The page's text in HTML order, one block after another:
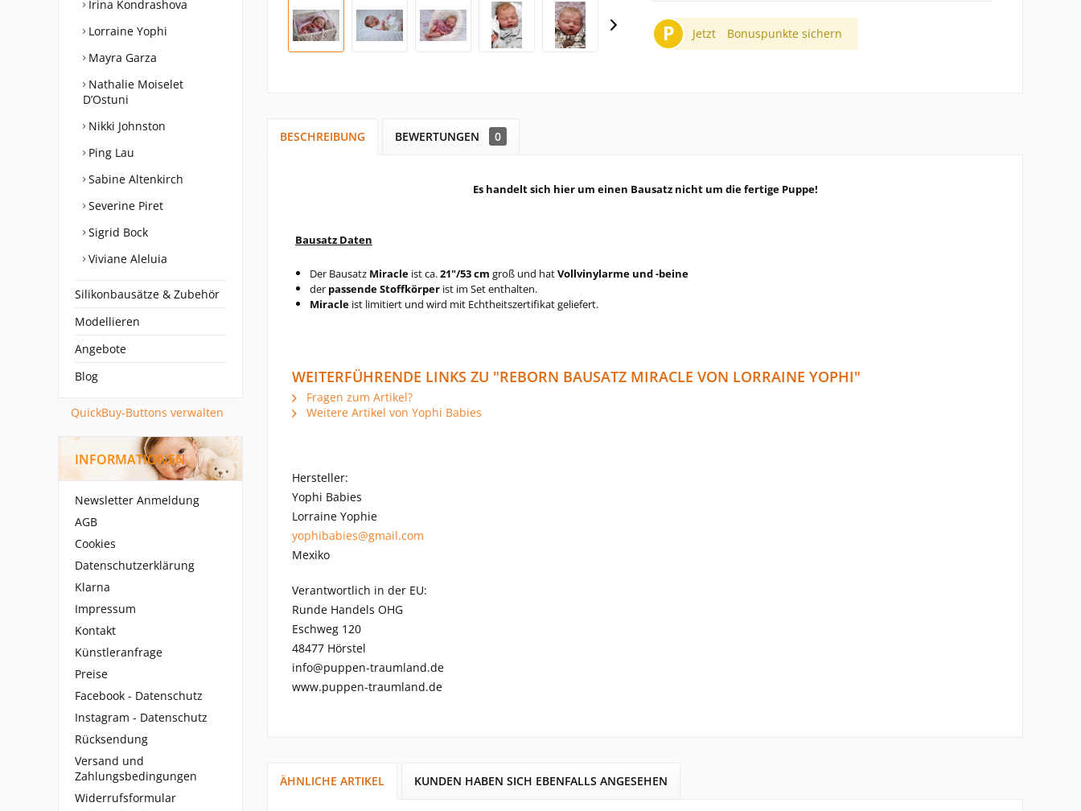
Irina Kondrashova
Lorraine Yophi
Mayra Garza
Nathalie Moiselet
D’Ostuni
Nikki Johnston
Ping Lau
Sabine Altenkirch
Severine Piret
Sigrid Bock
Viviane Aleluia
Silikonbausätze & Zubehör
Modellieren
Angebote
Blog
QuickBuy-Buttons verwalten
INFORMATIONEN
Newsletter Anmeldung
AGB
Cookies
Datenschutzerklärung
Klarna
Impressum
Kontakt
Künstleranfrage
Preise
Facebook - Datenschutz
Instagram - Datenschutz
Rücksendung
Versand und
Zahlungsbedingungen
Widerrufsformular
P Jetzt Bonuspunkte sichern
BESCHREIBUNG BEWERTUNGEN 0
Es handelt sich hier um einen Bausatz nicht um die fertige Puppe!
Bausatz Daten
Der Bausatz Miracle ist ca.21"/53 cm groß und hatVollvinylarme und -beine
der passende Stoffkörper ist im Set enthalten.
Miracle ist limitiert und wird mit Echtheitszertifikat geliefert.
WEITERFÜHRENDE LINKS ZU "REBORN BAUSATZ MIRACLE VON LORRAINE YOPHI"
Fragen zum Artikel?
Weitere Artikel von Yophi Babies
Hersteller:
Yophi Babies
Lorraine Yophie
yophibabies@gmail.com
Mexiko
Verantwortlich in der EU:
Runde Handels OHG
Eschweg 120
48477 Hörstel
info@puppen-traumland.de
www.puppen-traumland.de
ÄHNLICHE ARTIKEL KUNDEN HABEN SICH EBENFALLS ANGESEHEN